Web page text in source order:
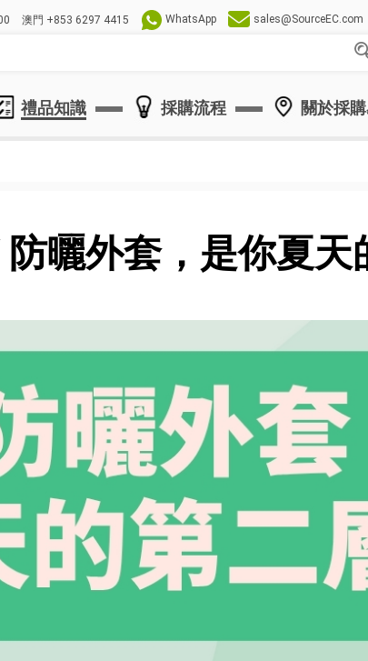
澳門 +853 6297 4415 WhatsApp sales@SourceEC.com
禮品知識 採購流程 關於採
曬外套，是你夏天